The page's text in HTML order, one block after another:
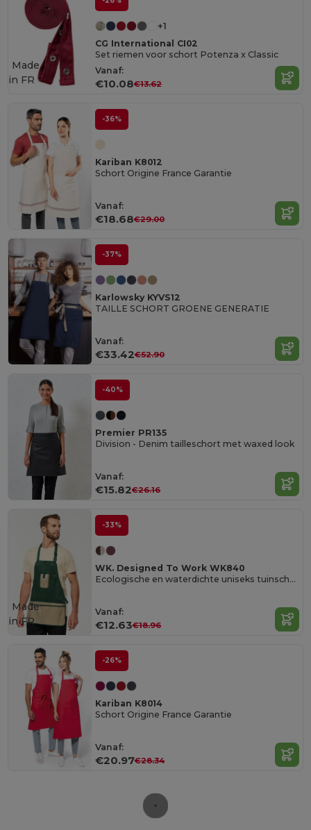
+1
CG International CI02
Set riemen voor schort Potenza x Classic
Vanaf:
€10.08€13.62
Made
in FR
-36%
Kariban K8012
Schort Origine France Garantie
Vanaf:
€18.68€29.00
-37%
Karlowsky KYVS12
TAILLE SCHORT GROENE GENERATIE
Vanaf:
€33.42€52.90
-40%
Premier PR135
Division - Denim tailleschort met waxed look
Vanaf:
€15.82€26.16
-33%
WK. Designed To Work WK840
Ecologische en waterdichte uniseks tuinschort
Vanaf:
€12.63€18.96
Made
in FR
-26%
Kariban K8014
Schort Origine France Garantie
Vanaf:
€20.97€28.34